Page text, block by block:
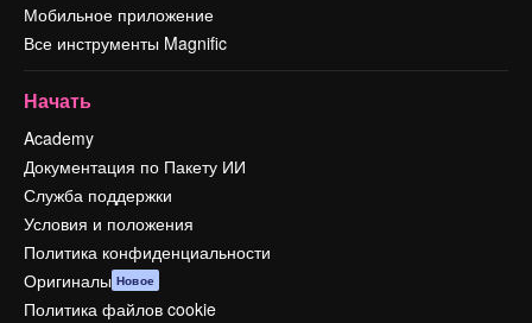
Мобильное приложение
Все инструменты Magnific
Начать
Academy
Документация по Пакету ИИ
Служба поддержки
Условия и положения
Политика конфиденциальности
Оригиналы Новое
Политика файлов cookie